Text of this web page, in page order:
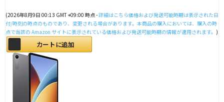
(2026年8月9日 00:13 GMT +09:00 時点 -詳細はこちら価格および発送可能時期は表示された日
付/時刻の時点のものであり、変更される場合があります。本商品の購入においては、購入の時
点で当該の Amazon サイトに表示されている価格および発送可能時期の情報が適用されます。 )
カートに追加